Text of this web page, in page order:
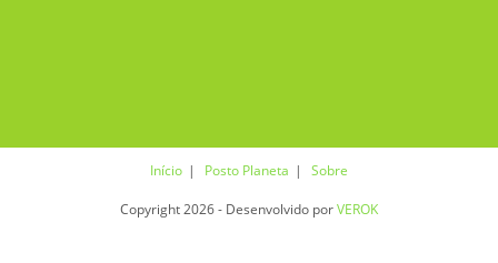
Início Posto Planeta Sobre
Copyright 2026 - Desenvolvido porVEROK